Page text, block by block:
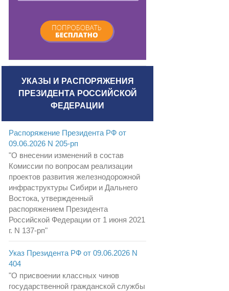
УКАЗЫ И РАСПОРЯЖЕНИЯ
ПРЕЗИДЕНТА РОССИЙСКОЙ
ФЕДЕРАЦИИ
Распоряжение Президента РФ от
09.06.2026 N 205-рп
"О внесении изменений в состав
Комиссии по вопросам реализации
проектов развития железнодорожной
инфраструктуры Сибири и Дальнего
Востока, утвержденный
распоряжением Президента
Российской Федерации от 1 июня 2021
г. N 137-рп"
Указ Президента РФ от 09.06.2026 N
404
"О присвоении классных чинов
государственной гражданской службы